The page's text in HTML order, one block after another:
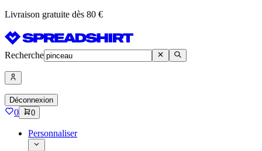
Livraison gratuite dès 80 €
Recherche
Déconnexion
0 0
Personnaliser